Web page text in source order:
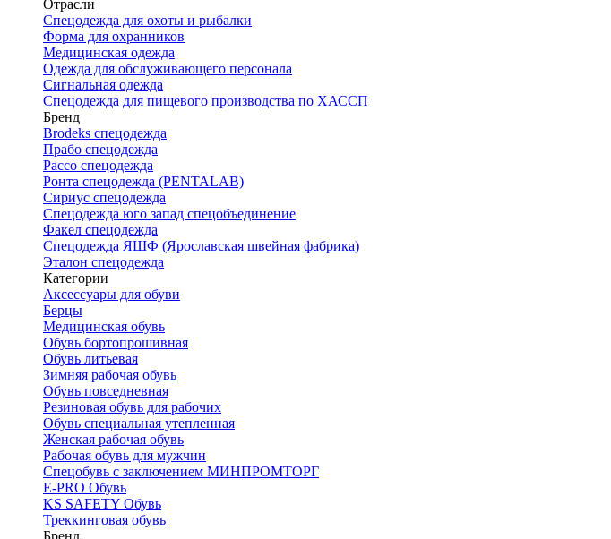
Отрасли
Спецодежда для охоты и рыбалки
Форма для охранников
Медицинская одежда
Одежда для обслуживающего персонала
Сигнальная одежда
Спецодежда для пищевого производства по ХАССП
Бренд
Brodeks спецодежда
Прабо спецодежда
Рассо спецодежда
Ронта спецодежда (PENTALAB)
Сириус спецодежда
Спецодежда юго запад спецобъединение
Факел спецодежда
Спецодежда ЯШФ (Ярославская швейная фабрика)
Эталон спецодежда
Категории
Аксессуары для обуви
Берцы
Медицинская обувь
Обувь бортопрошивная
Обувь литьевая
Зимняя рабочая обувь
Обувь повседневная
Резиновая обувь для рабочих
Обувь специальная утепленная
Женская рабочая обувь
Рабочая обувь для мужчин
Спецобувь с заключением МИНПРОМТОРГ
E-PRO Обувь
KS SAFETY Обувь
Треккинговая обувь
Бренд